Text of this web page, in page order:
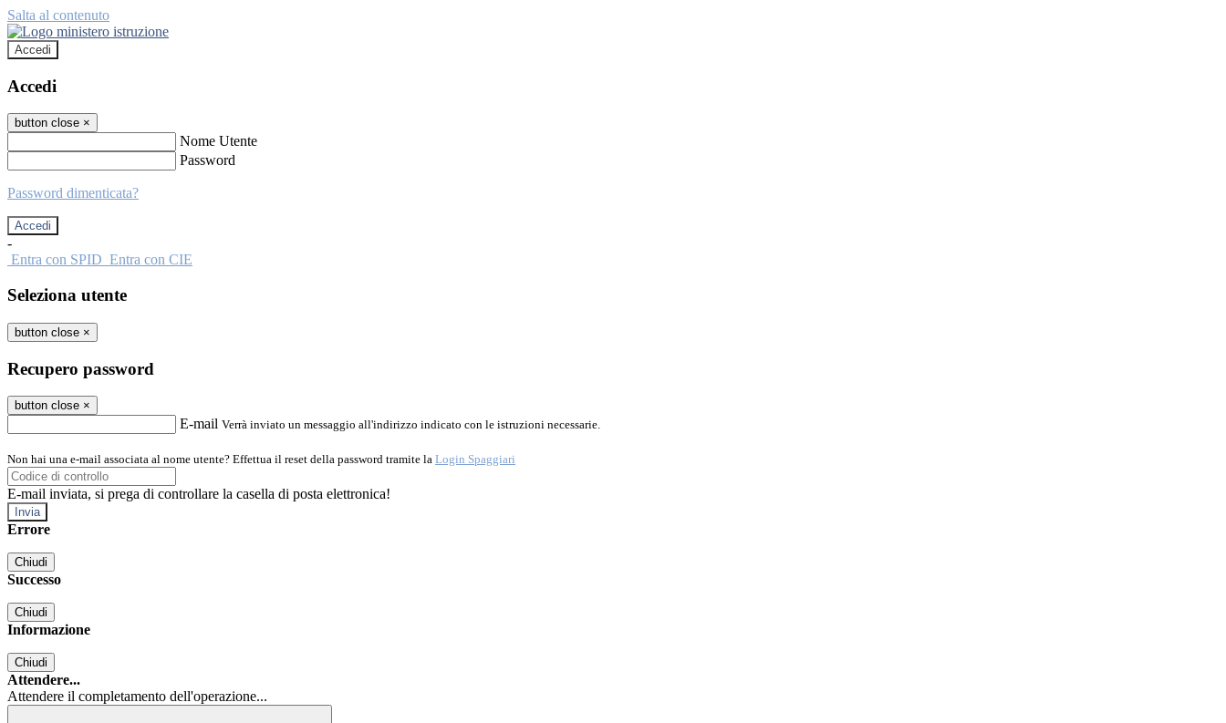
Salta al contenuto
Accedi
Accedi
button close ×
Nome Utente
Password
Password dimenticata?
-
Entra con SPID Entra con CIE
Seleziona utente
button close ×
Recupero password
button close ×
E-mail Verrà inviato un messaggio all'indirizzo indicato con le istruzioni necessarie.
Non hai una e-mail associata al nome utente? Effettua il reset della password tramite la Login Spaggiari
E-mail inviata, si prega di controllare la casella di posta elettronica!
Errore
Chiudi
Successo
Chiudi
Informazione
Chiudi
Attendere...
Attendere il completamento dell'operazione...